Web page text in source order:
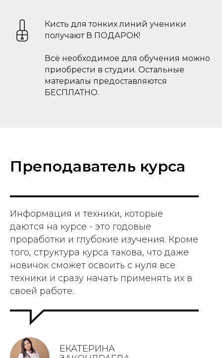
Кисть для тонких линий ученики
получают В ПОДАРОК!
Всё необходимое для обучения можно
приобрести в студии. Остальные
материалы предоставляются
БЕСПЛАТНО.
Преподаватель курса
Информация и техники, которые
даются на курсе - это годовые
проработки и глубокие изучения. Кроме
того, структура курса такова, что даже
новичок сможет освоить с нуля все
техники и сразу начать применять их в
своей работе.
ЕКАТЕРИНА